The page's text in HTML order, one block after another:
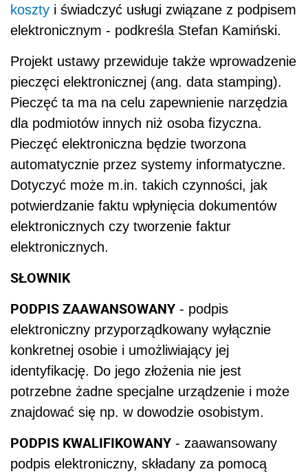
koszty i świadczyć usługi związane z podpisem
elektronicznym - podkreśla Stefan Kamiński.
Projekt ustawy przewiduje także wprowadzenie
pieczęci elektronicznej (ang. data stamping).
Pieczęć ta ma na celu zapewnienie narzędzia
dla podmiotów innych niż osoba fizyczna.
Pieczęć elektroniczna będzie tworzona
automatycznie przez systemy informatyczne.
Dotyczyć może m.in. takich czynności, jak
potwierdzanie faktu wpłynięcia dokumentów
elektronicznych czy tworzenie faktur
elektronicznych.
SŁOWNIK
PODPIS ZAAWANSOWANY - podpis
elektroniczny przyporządkowany wyłącznie
konkretnej osobie i umożliwiający jej
identyfikację. Do jego złożenia nie jest
potrzebne żadne specjalne urządzenie i może
znajdować się np. w dowodzie osobistym.
PODPIS KWALIFIKOWANY - zaawansowany
podpis elektroniczny, składany za pomocą